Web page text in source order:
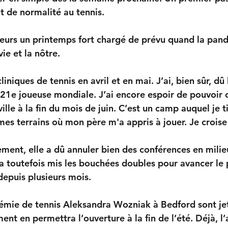
de normalité au tennis.
un printemps fort chargé de prévu quand la
et la nôtre.
de tennis en avril et en mai. J’ai, bien sûr,
joueuse mondiale. J’ai encore espoir de
à la fin du mois de juin. C’est un camp auquel je
terrains où mon père m'a appris à jouer. Je
elle a dû annuler bien des conférences en
toutefois mis les bouchées doubles pour avancer
plusieurs mois.
de tennis Aleksandra Wozniak à Bedford sont
en permettra l’ouverture à la fin de l’été. Déjà,